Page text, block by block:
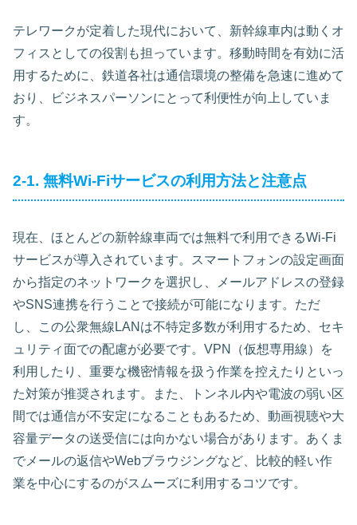
テレワークが定着した現代において、新幹線車内は動くオ
フィスとしての役割も担っています。移動時間を有効に活
用するために、鉄道各社は通信環境の整備を急速に進めて
おり、ビジネスパーソンにとって利便性が向上していま
す。
2-1. 無料Wi-Fiサービスの利用方法と注意点
現在、ほとんどの新幹線車両では無料で利用できるWi-Fi
サービスが導入されています。スマートフォンの設定画面
から指定のネットワークを選択し、メールアドレスの登録
やSNS連携を行うことで接続が可能になります。ただ
し、この公衆無線LANは不特定多数が利用するため、セキ
ュリティ面での配慮が必要です。VPN（仮想専用線）を
利用したり、重要な機密情報を扱う作業を控えたりといっ
た対策が推奨されます。また、トンネル内や電波の弱い区
間では通信が不安定になることもあるため、動画視聴や大
容量データの送受信には向かない場合があります。あくま
でメールの返信やWebブラウジングなど、比較的軽い作
業を中心にするのがスムーズに利用するコツです。